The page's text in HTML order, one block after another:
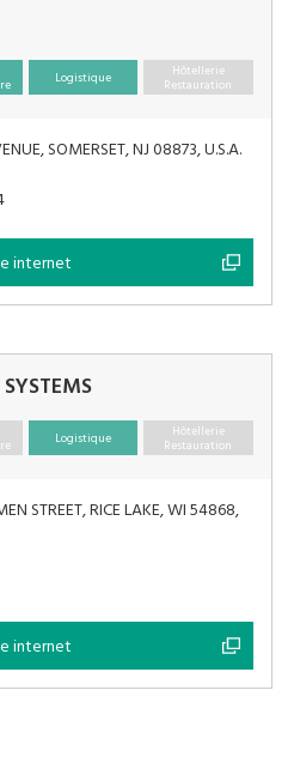
Logistique Hôtellerie
Restauration
SOMERSET, NJ 08873, U.S.A.
internet
Logistique Hôtellerie
Restauration
STREET, RICE LAKE, WI 54868,
internet